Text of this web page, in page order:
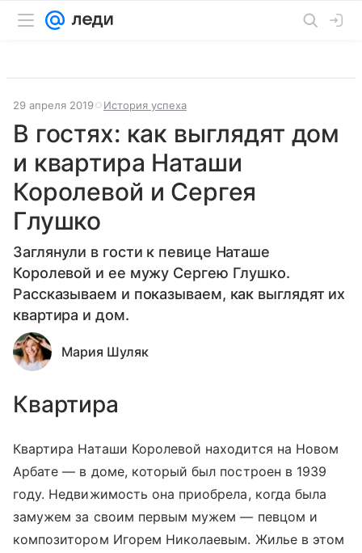
29 апреля 2019 История успеха
В гостях: как выглядят дом
и квартира Наташи
Королевой и Сергея
Глушко
Заглянули в гости к певице Наташе
Королевой и ее мужу Сергею Глушко.
Рассказываем и показываем, как выглядят их
квартира и дом.
Мария Шуляк
Квартира
Квартира Наташи Королевой находится на Новом
Арбате — в доме, который был построен в 1939
году. Недвижимость она приобрела, когда была
замужем за своим первым мужем — певцом и
композитором Игорем Николаевым. Жилье в этом